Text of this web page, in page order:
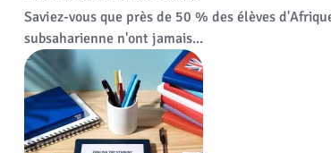
Saviez-vous que près de 50 % des élèves
subsaharienne n'ont jamais...